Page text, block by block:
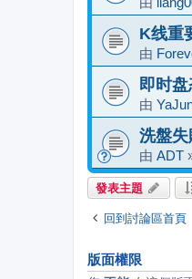
K线重
由
即时
由
洗盤
由 ADT
發表主題
回到討論區首頁
版面權限